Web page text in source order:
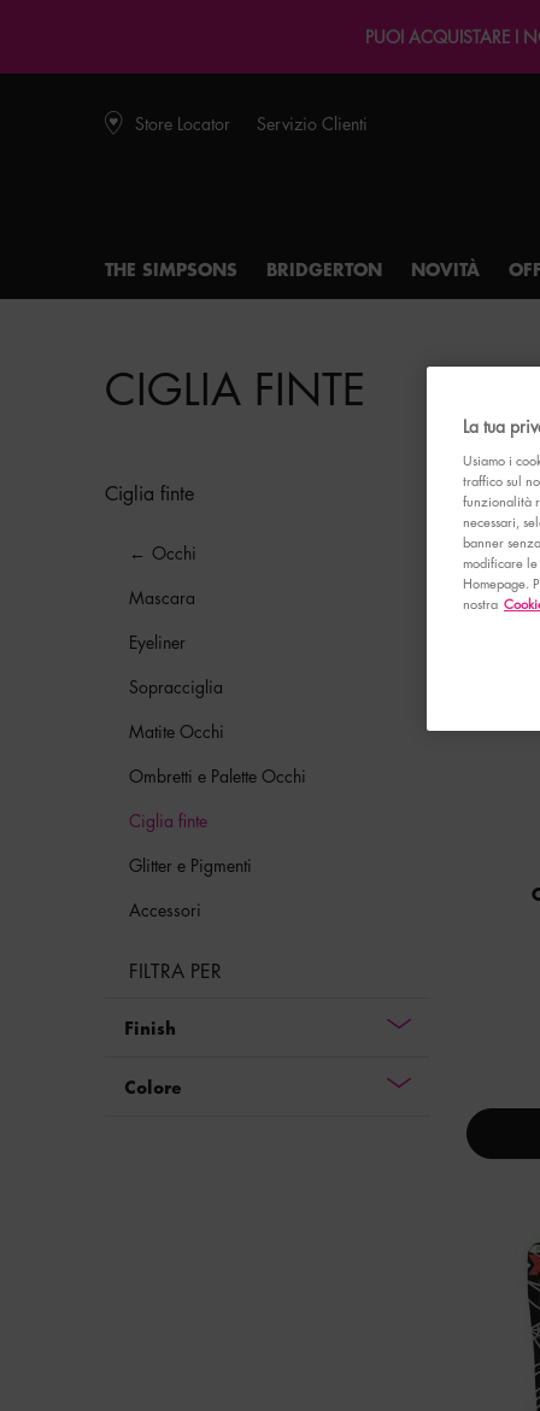
PUOI ACQUISTARE I
Store Locator Servizio Clienti
THE SIMPSONS BRIDGERTON NOVITÀ
CIGLIA FINTE
Ciglia finte
Occhi
Mascara
Eyeliner
Sopracciglia
Matite Occhi
Ombretti e Palette Occhi
Ciglia finte
Glitter e Pigmenti
Accessori
FILTRA PER
Finish
Colore
La tua
Usiamo i
traffico sul
funzionalità
necessari,
banner
modificare
Homepage.
nostra